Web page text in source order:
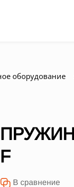
оборудование
F
В сравнение